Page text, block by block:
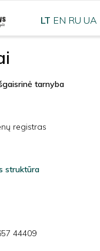
tarnyba
registras
struktūra
44409
LT EN RU UA